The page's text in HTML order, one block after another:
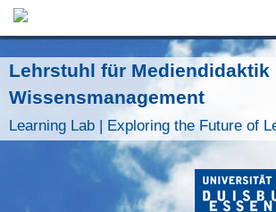
Jump to Navigation
Lehrstuhl für Mediendidaktik
Wissensmanagement
Learning Lab | Exploring the Future of